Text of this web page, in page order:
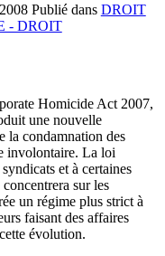
Publié dans DROIT
- DROIT
Homicide Act 2007,
une nouvelle
la condamnation des
involontaire. La loi
et à certaines
sur les
un régime plus strict à
faisant des affaires
évolution.